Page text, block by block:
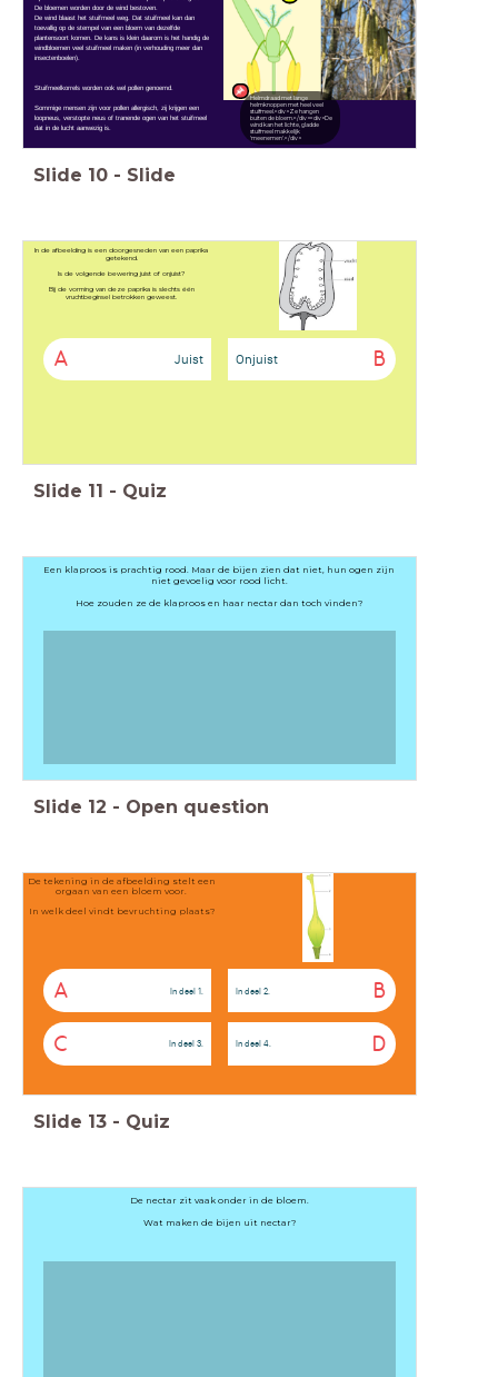
De bloemen worden door de wind bestoven.
De wind blaast het stuifmeel weg. Dat stuifmeel kan dan
toevallig op de stempel van een bloem van dezelfde
plantensoort komen. De kans is klein daarom is het handig de
windbloemen veel stuifmeel maken (in verhouding meer dan
insectenboelen).
Stuifmeelkorrels worden ook wel pollen genoemd.
Sommige mensen zijn voor pollen allergisch, zij krijgen een
loopneus, verstopte neus of tranende ogen van het stuifmeel
dat in de lucht aanwezig is.
Helmdraad met lange
helmknoppen met heel veel
stuifmeel.<div>Ze hangen
buiten de bloem.</div><div>De
wind kan het lichte, gladde
stuifmeel makkelijk
'meenemen'.</div>
Slide 10 - Slide
In de afbeelding is een doorgesneden van een paprika
getekend.
Is de volgende bewering juist of onjuist?
Bij de vorming van deze paprika is slechts één
vruchtbeginsel betrokken geweest.
A Juist B
Onjuist
Slide 11 - Quiz
Een klaproos is prachtig rood. Maar de bijen zien dat niet, hun ogen zijn
niet gevoelig voor rood licht.
Hoe zouden ze de klaproos en haar nectar dan toch vinden?
Slide 12 - Open question
De tekening in de afbeelding stelt een
orgaan van een bloem voor.
In welk deel vindt bevruchting plaats?
A In deel 1. B
In deel 2.
C In deel 3. D
In deel 4.
Slide 13 - Quiz
De nectar zit vaak onder in de bloem.
Wat maken de bijen uit nectar?